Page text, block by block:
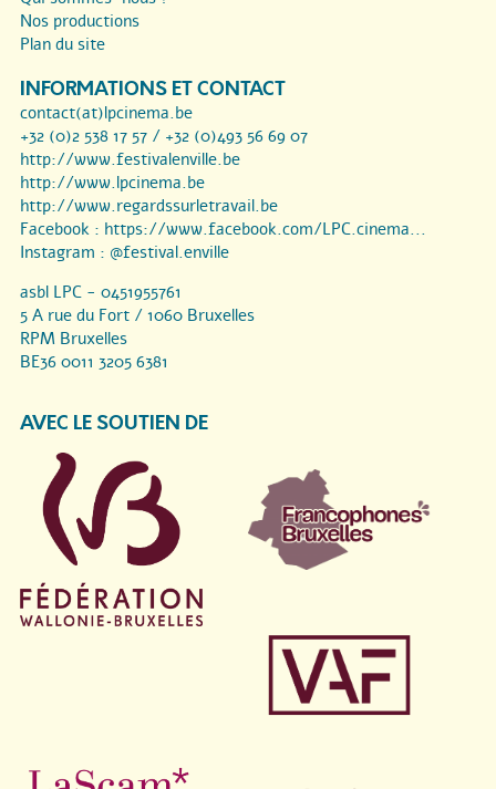
Nos productions
Plan du site
INFORMATIONS ET CONTACT
contact(at)lpcinema.be
+32 (0)2 538 17 57 / +32 (0)493 56 69 07
http://www.festivalenville.be
http://www.lpcinema.be
http://www.regardssurletravail.be
Facebook : https://www.facebook.com/LPC.cinema...
Instagram : @festival.enville
asbl LPC - 0451955761
5 A rue du Fort / 1060 Bruxelles
RPM Bruxelles
BE36 0011 3205 6381
AVEC LE SOUTIEN DE